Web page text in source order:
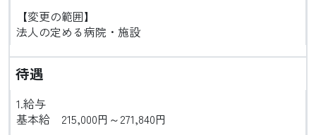
【変更の範囲】
法人の定める病院・施設
待遇
1.給与
基本給 215,000円～271,840円